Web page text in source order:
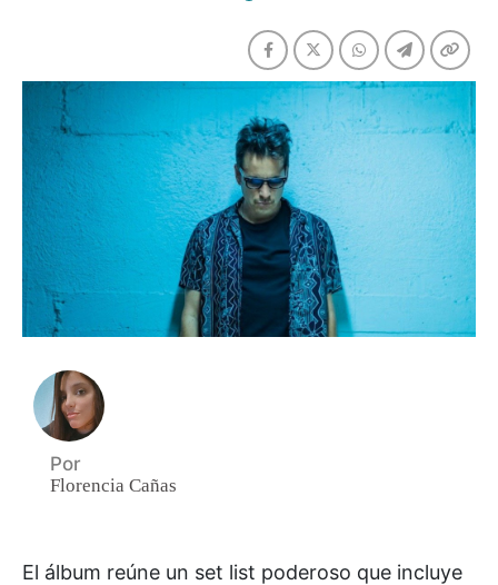
Por
Florencia Cañas
El álbum reúne un set list poderoso que incluye